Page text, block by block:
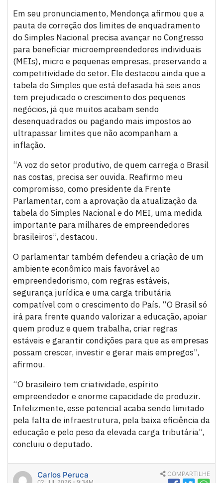
Em seu pronunciamento, Mendonça afirmou que a
pauta de correção dos limites de enquadramento
do Simples Nacional precisa avançar no Congresso
para beneficiar microempreendedores individuais
(MEIs), micro e pequenas empresas, preservando a
competitividade do setor. Ele destacou ainda que a
tabela do Simples que está defasada há seis anos
tem prejudicado o crescimento dos pequenos
negócios, já que muitos acabam sendo
desenquadrados ou pagando mais impostos ao
ultrapassar limites que não acompanham a
inflação.
“A voz do setor produtivo, de quem carrega o Brasil
nas costas, precisa ser ouvida. Reafirmo meu
compromisso, como presidente da Frente
Parlamentar, com a aprovação da atualização da
tabela do Simples Nacional e do MEI, uma medida
importante para milhares de empreendedores
brasileiros”, destacou.
O parlamentar também defendeu a criação de um
ambiente econômico mais favorável ao
empreendedorismo, com regras estáveis,
segurança jurídica e uma carga tributária
compatível com o crescimento do País. “O Brasil só
irá para frente quando valorizar a educação, apoiar
quem produz e quem trabalha, criar regras
estáveis e garantir condições para que as empresas
possam crescer, investir e gerar mais empregos”,
afirmou.
“O brasileiro tem criatividade, espírito
empreendedor e enorme capacidade de produzir.
Infelizmente, esse potencial acaba sendo limitado
pela falta de infraestrutura, pela baixa eficiência da
educação e pelo peso da elevada carga tributária”,
concluiu o deputado.
Carlos Peruca COMPARTILHE